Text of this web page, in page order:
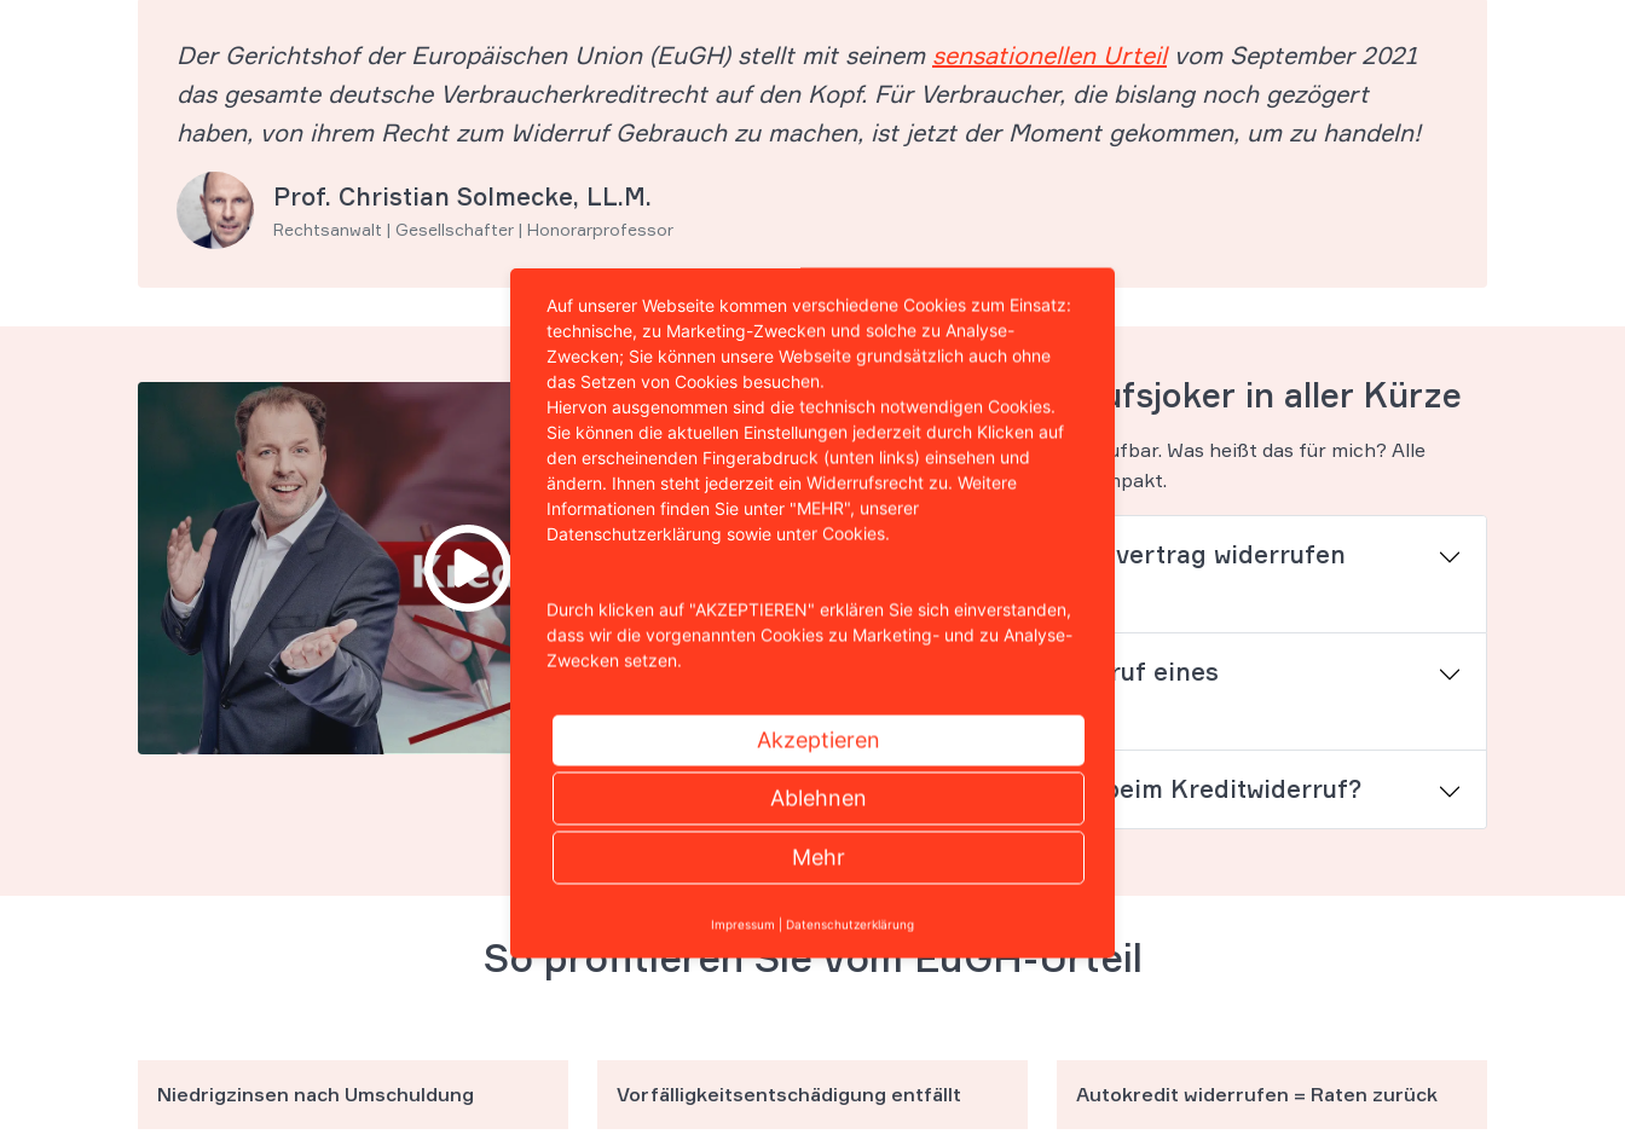
Der Gerichtshof der Europäischen Union (EuGH) stellt mit seinem sensationellen Urteilvom September 2021
das gesamte deutsche Verbraucherkreditrecht auf den Kopf. Für Verbraucher, die bislang noch gezögert
haben, von ihrem Recht zum Widerruf Gebrauch zu machen, ist jetzt der Moment gekommen, um zu handeln!
Prof. Christian Solmecke, LL.M.
Rechtsanwalt | Gesellschafter | Honorarprofessor
Alles zum Widerrufsjoker in aller Kürze
Alle Kreditverträge sind widerrufbar. Was heißt das für mich? Alle
Fragen zum Widerrufsjoker kompakt.
Wann kann ein Kreditvertrag widerrufen
Was bringt der Widerruf eines
Kreditvertrages?
Wo lauern Probleme beim Kreditwiderruf?
So profitieren Sie vom EuGH-Urteil
Niedrigzinsen nach Umschuldung Vorfälligkeitsentschädigung entfällt Autokredit widerrufen = Raten zurück
Auf unserer Webseite kommen verschiedene Cookies zum Einsatz:
technische, zu Marketing-Zwecken und solche zu Analyse-
Zwecken; Sie können unsere Webseite grundsätzlich auch ohne
das Setzen von Cookies besuchen.
Hiervon ausgenommen sind die technisch notwendigen Cookies.
Sie können die aktuellen Einstellungen jederzeit durch Klicken auf
den erscheinenden Fingerabdruck (unten links) einsehen und
ändern. Ihnen steht jederzeit ein Widerrufsrecht zu. Weitere
Informationen finden Sie unter "MEHR", unserer
Datenschutzerklärung sowie unter Cookies.
Durch klicken auf "AKZEPTIEREN" erklären Sie sich einverstanden,
dass wir die vorgenannten Cookies zu Marketing- und zu Analyse-
Zwecken setzen.
Akzeptieren
Ablehnen
Mehr
Impressum Datenschutzerklärung